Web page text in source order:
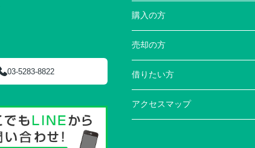
03-5283-8822
購入の方
売却の方
借りたい方
アクセスマップ